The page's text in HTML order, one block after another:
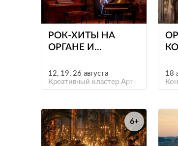
е
РОК-ХИТЫ НА
ОРГАНЕ И
СВЕЧАХ.
БОГЕМНЫЙ
12, 19, 26 августа
Креативный кластер Арте-Фактум
18
6+